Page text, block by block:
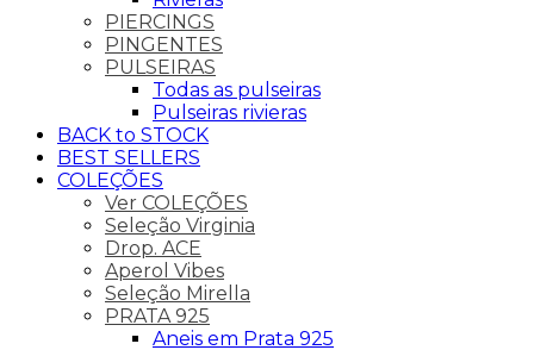
PIERCINGS
PINGENTES
PULSEIRAS
Todas as pulseiras
Pulseiras rivieras
BACK to STOCK
BEST SELLERS
COLEÇÕES
Ver COLEÇÕES
Seleção Virginia
Drop. ACE
Aperol Vibes
Seleção Mirella
PRATA 925
Aneis em Prata 925